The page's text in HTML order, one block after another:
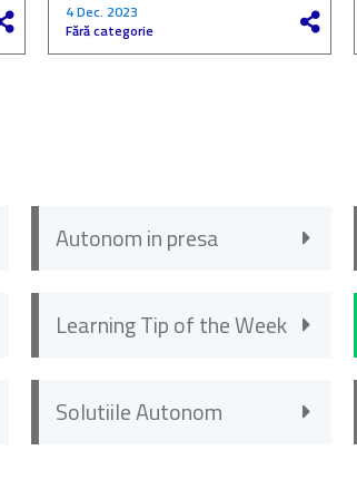
4 Dec. 2023
Fără categorie
Autonom in presa
Learning Tip of the Week
Solutiile Autonom